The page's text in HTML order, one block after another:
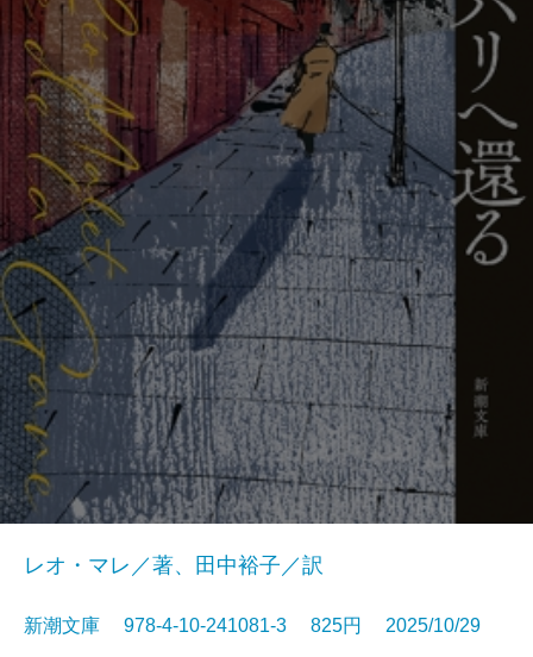
レオ・マレ／著、田中裕子／訳
新潮文庫 978-4-10-241081-3 825円 2025/10/29